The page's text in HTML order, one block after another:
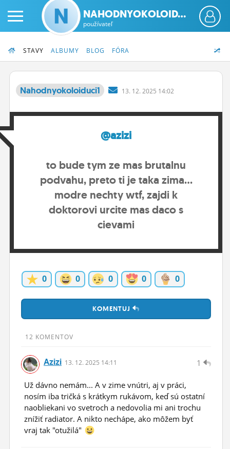
STATUSY
BLOGY
NASTAVENIA
NAHODNYOKOLOID...
používateľ
STAVY ALBUMY BLOG FÓRA
Nahodnyokoloiduci1 13. 12. 2025 14:02
@azizi
to bude tym ze mas brutalnu
podvahu, preto ti je taka zima...
modre nechty wtf, zajdi k
doktorovi urcite mas daco s
cievami
0 0 0 0 0
KOMENTUJ
12 KOMENTOV
1
Azizi 13. 12. 2025 14:11
Už dávno nemám... A v zime vnútri, aj v práci,
nosím iba tričká s krátkym rukávom, keď sú ostatní
naobliekani vo svetroch a nedovolia mi ani trochu
znížiť radiator. A nikto nechápe, ako môžem byť
vraj tak "otužilá"